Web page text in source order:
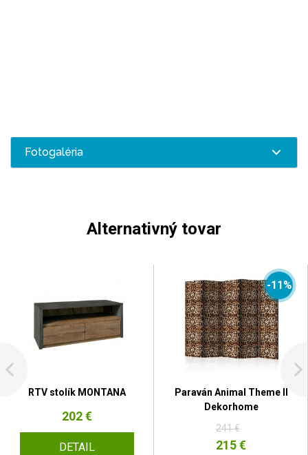
Fotogaléria
Alternativný tovar
RTV stolík MONTANA
202 €
DETAIL
-11%
Paraván Animal Theme II
Dekorhome
241 €
215 €